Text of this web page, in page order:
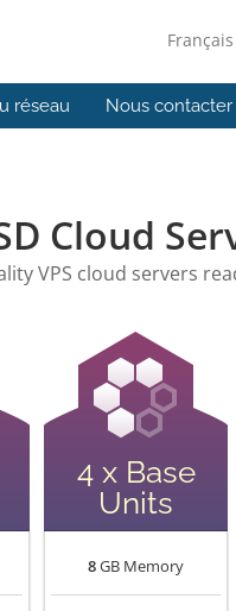
Français
réseau Nous contacter
Cloud
VPS cloud servers
4 x Base
Units
8GB Memory